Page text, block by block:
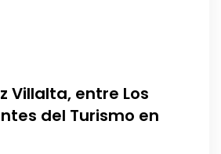
Villalta, entre Los
del Turismo en